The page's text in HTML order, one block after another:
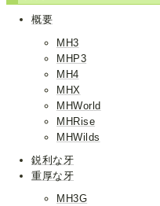
概要
MH3
MHP3
MH4
MHX
MHWorld
MHRise
MHWilds
鋭利な牙
重厚な牙
MH3G